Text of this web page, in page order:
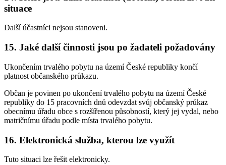
situace
Další účastníci nejsou stanoveni.
15. Jaké další činnosti jsou po žadateli požadovány
Ukončením trvalého pobytu na území České republiky končí
platnost občanského průkazu.
Občan je povinen po ukončení trvalého pobytu na území České
republiky do 15 pracovních dnů odevzdat svůj občanský průkaz
obecnímu úřadu obce s rozšířenou působností, který jej vydal, nebo
matričnímu úřadu podle místa trvalého pobytu.
16. Elektronická služba, kterou lze využít
Tuto situaci lze řešit elektronicky.